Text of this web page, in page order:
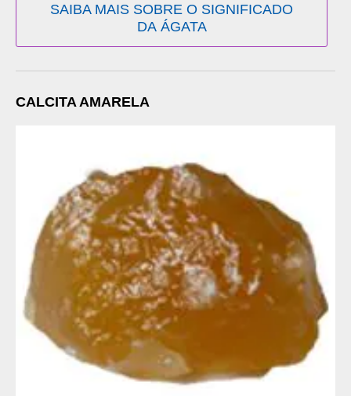
SAIBA MAIS SOBRE O SIGNIFICADO
DA ÁGATA
CALCITA AMARELA